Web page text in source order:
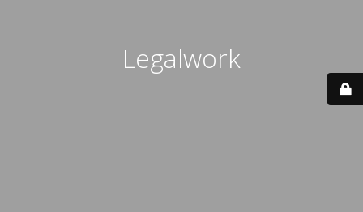
Legalwork